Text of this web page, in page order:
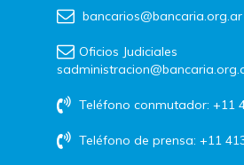
bancarios@bancaria.org.ar
Oficios Judiciales
Teléfono conmutador: +11
Teléfono de prensa: +11